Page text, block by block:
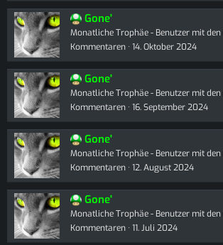
Gone'
Monatliche Trophäe - Benutzer mit
Kommentaren 14. Oktober 2024
Gone'
Monatliche Trophäe - Benutzer mit
Kommentaren 16. September 2024
Gone'
Monatliche Trophäe - Benutzer mit
Kommentaren 12. August 2024
Gone'
Monatliche Trophäe - Benutzer mit
Kommentaren 11. Juli 2024